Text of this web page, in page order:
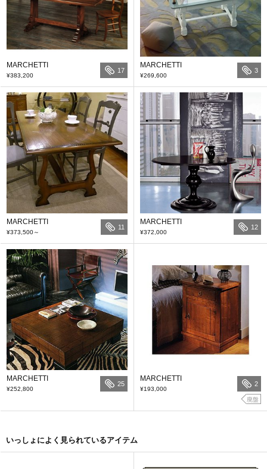
MARCHETTI
¥383,200
17
MARCHETTI
¥269,600
3
MARCHETTI
¥373,500～
11
MARCHETTI
¥372,000
12
MARCHETTI
¥252,800
25
MARCHETTI
¥193,000
2
廃盤
いっしょによく見られているアイテム